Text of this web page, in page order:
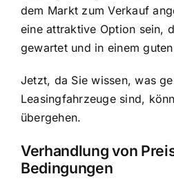
dem Markt zum Verkauf
eine attraktive Option sein,
gewartet und in einem
Jetzt, da Sie wissen, was
Leasingfahrzeuge sind,
übergehen.
Verhandlung von
Bedingungen